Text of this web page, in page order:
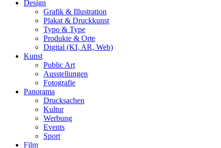
Design
Grafik & Illustration
Plakat & Druckkunst
Typo & Type
Produkte & Orte
Digital (KI, AR, Web)
Kunst
Public Art
Ausstellungen
Fotografie
Panorama
Drucksachen
Kultur
Werbung
Events
Sport
Film